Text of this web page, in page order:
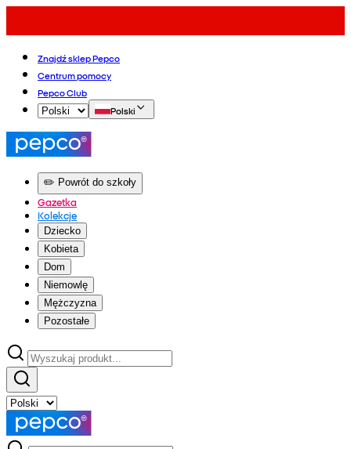
Znajdź sklep Pepco
Centrum pomocy
Pepco Club
Polski
✏️ Powrót do szkoły
Gazetka
Kolekcje
Dziecko
Kobieta
Dom
Niemowlę
Mężczyzna
Pozostałe